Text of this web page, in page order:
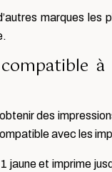
marques les
des
avec les
et imprime